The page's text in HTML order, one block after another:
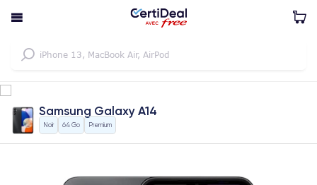
Samsung Galaxy A14
Noir 64 Go Premium